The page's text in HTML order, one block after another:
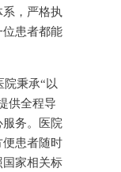
，严格执
患者都能
院秉承“以
供全程导
务。医院
患者随时
家相关标